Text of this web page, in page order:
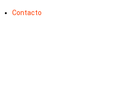
Contacto